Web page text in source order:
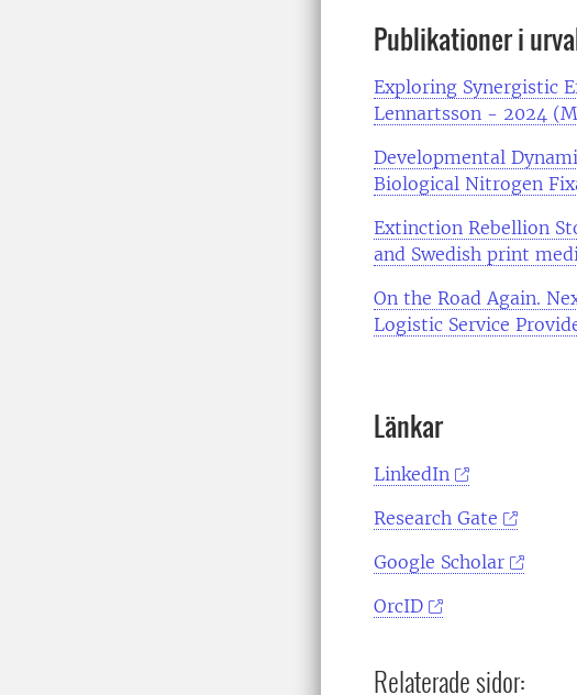
Publikationer i
Exploring Synergistic
Lennartsson - 2024
Developmental
Biological Nitrogen
Extinction Rebellion
and Swedish print
On the Road Again.
Logistic Service
Länkar
LinkedIn
Research Gate
Google Scholar
OrcID
Relaterade sidor: